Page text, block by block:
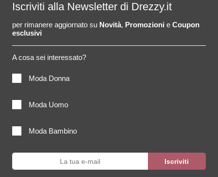
Iscriviti alla Newsletter di Drezzy.it
per rimanere aggiornato su Novità, Promozioni e Coupon
esclusivi
A cosa sei interessato?
Moda Donna
Moda Uomo
Moda Bambino